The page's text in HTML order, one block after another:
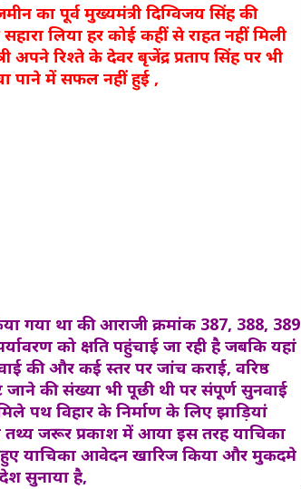
का पूर्व मुख्यमंत्री दिग्विजय सिंह की
लिया हर कोई कहीं से राहत नहीं मिली
अपने रिश्ते के देवर बृजेंद्र प्रताप सिंह पर भी
पाने में सफल नहीं हुई ,
गया था की आराजी क्रमांक 387, 388, 389
को क्षति पहुंचाई जा रही है जबकि यहां
की और कई स्तर पर जांच कराई, वरिष्ठ
की संख्या भी पूछी थी पर संपूर्ण सुनवाई
पथ विहार के निर्माण के लिए झाड़ियां
जरूर प्रकाश में आया इस तरह याचिका
याचिका आवेदन खारिज किया और मुकदमे
सुनाया है,